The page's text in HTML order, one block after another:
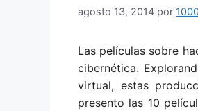
agosto 13, 2014 por
Las películas sobre
cibernética.
virtual, estas
presento las 10